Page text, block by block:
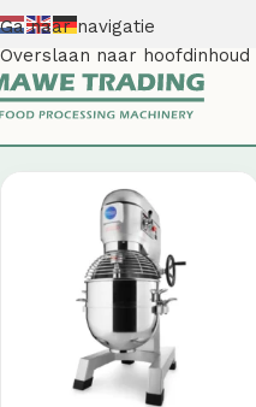
Ga naar navigatie
Overslaan naar hoofdinhoud